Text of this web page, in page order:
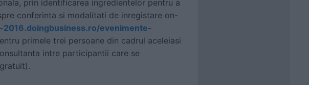
prin identificarea ingredientelor pentru a
conferinta si modalitati de inregistare on-
evenimente-
primele trei persoane din cadrul aceleiasi
intre participantii care se